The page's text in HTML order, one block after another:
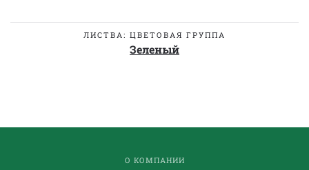
ЛИСТВА: ЦВЕТОВАЯ ГРУППА
Зеленый
О КОМПАНИИ